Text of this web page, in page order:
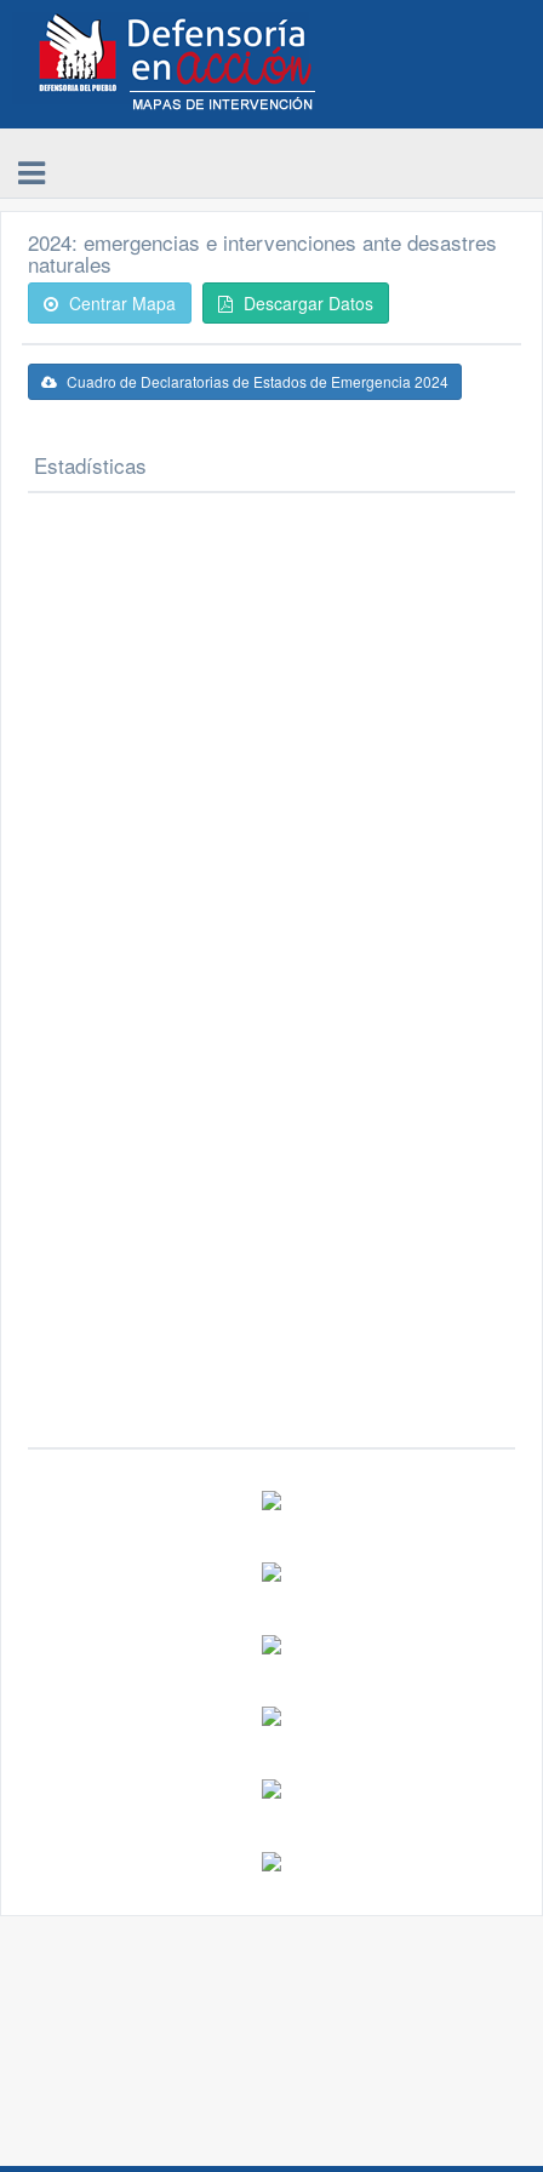
2024: emergencias e intervenciones ante desastres
naturales
Centrar Mapa Descargar Datos
Cuadro de Declaratorias de Estados de Emergencia 2024
Estadísticas